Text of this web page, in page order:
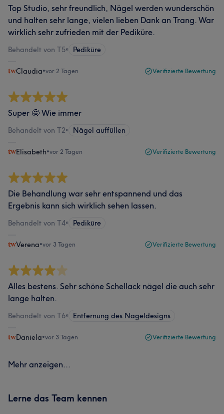
Top Studio, sehr freundlich, Nägel werden wunderschön
und halten sehr lange, vielen lieben Dank an Trang. War
wirklich sehr zufrieden mit der Pediküre.
Behandelt von T5• Pediküre
Claudia•vor 2 Tagen Verifizierte Bewertung
Super 🤩 Wie immer
Behandelt von T2• Nägel auffüllen
Elisabeth•vor 2 Tagen Verifizierte Bewertung
Die Behandlung war sehr entspannend und das
Ergebnis kann sich wirklich sehen lassen.
Behandelt von T4• Pediküre
Verena•vor 3 Tagen Verifizierte Bewertung
Alles bestens. Sehr schöne Schellack nägel die auch sehr
lange halten.
Behandelt von T6• Entfernung des Nageldesigns
Daniela•vor 3 Tagen Verifizierte Bewertung
Mehr anzeigen...
Lerne das Team kennen